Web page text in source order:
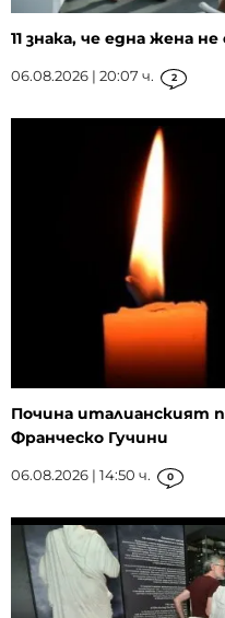
11 знака, че една жена
06.08.2026 | 20:07 ч. 2
Почина италианският
Франческо Гучини
06.08.2026 | 14:50 ч. 0